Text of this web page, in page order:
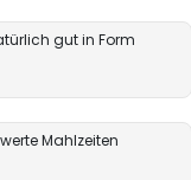
gut in Form
Mahlzeiten